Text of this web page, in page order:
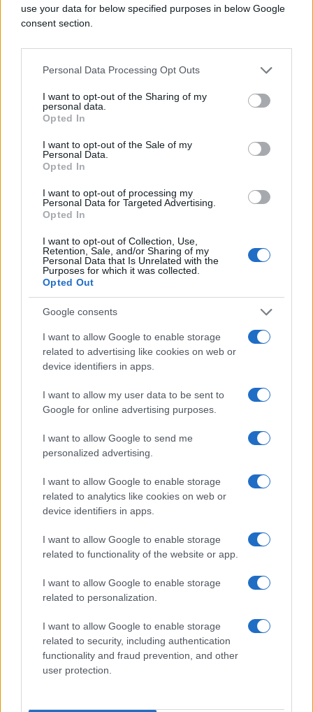
use your data for below specified purposes in below Google
consent section.
Personal Data Processing Opt Outs
I want to opt-out of the Sharing of my
personal data.
Opted In
I want to opt-out of the Sale of my
Personal Data.
Opted In
I want to opt-out of processing my
Personal Data for Targeted Advertising.
Opted In
I want to opt-out of Collection, Use,
Retention, Sale, and/or Sharing of my
Personal Data that Is Unrelated with the
Purposes for which it was collected.
Opted Out
Google consents
I want to allow Google to enable storage
related to advertising like cookies on web or
device identifiers in apps.
I want to allow my user data to be sent to
Google for online advertising purposes.
I want to allow Google to send me
personalized advertising.
I want to allow Google to enable storage
related to analytics like cookies on web or
device identifiers in apps.
I want to allow Google to enable storage
related to functionality of the website or app.
I want to allow Google to enable storage
related to personalization.
I want to allow Google to enable storage
related to security, including authentication
functionality and fraud prevention, and other
user protection.
#bajram